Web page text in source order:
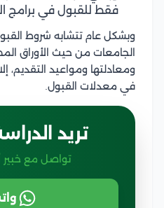
فقط للقبول في برامج
وبشكل عام تتشابه شروط
الجامعات من حيث الأوراق
ومعادلتها ومواعيد التقديم،
في معدلات القبول.
تريد
تواصل مع خبير